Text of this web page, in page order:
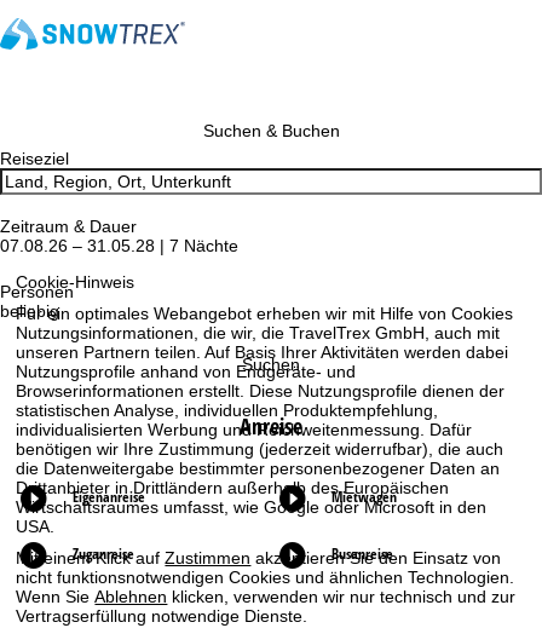
Cookie-Hinweis
Für ein optimales Webangebot erheben wir mit Hilfe von Cookies
Nutzungsinformationen, die wir, die TravelTrex GmbH, auch mit
unseren Partnern teilen. Auf Basis Ihrer Aktivitäten werden dabei
Nutzungsprofile anhand von Endgeräte- und
Browserinformationen erstellt. Diese Nutzungsprofile dienen der
statistischen Analyse, individuellen Produktempfehlung,
individualisierten Werbung und Reichweitenmessung. Dafür
benötigen wir Ihre Zustimmung (jederzeit widerrufbar), die auch
die Datenweitergabe bestimmter personenbezogener Daten an
Drittanbieter in Drittländern außerhalb des Europäischen
Wirtschaftsraumes umfasst, wie Google oder Microsoft in den
USA.
Mit einem Klick aufZustimmen akzeptieren Sie den Einsatz von
nicht funktionsnotwendigen Cookies und ähnlichen Technologien.
Wenn SieAblehnen klicken, verwenden wir nur technisch und zur
Vertragserfüllung notwendige Dienste.
Suchen & Buchen
Reiseziel
Zeitraum & Dauer
07.08.26 – 31.05.28 | 7 Nächte
Personen
beliebig
Suchen
Anreise
Eigenanreise Mietwagen
Zuganreise Busanreise